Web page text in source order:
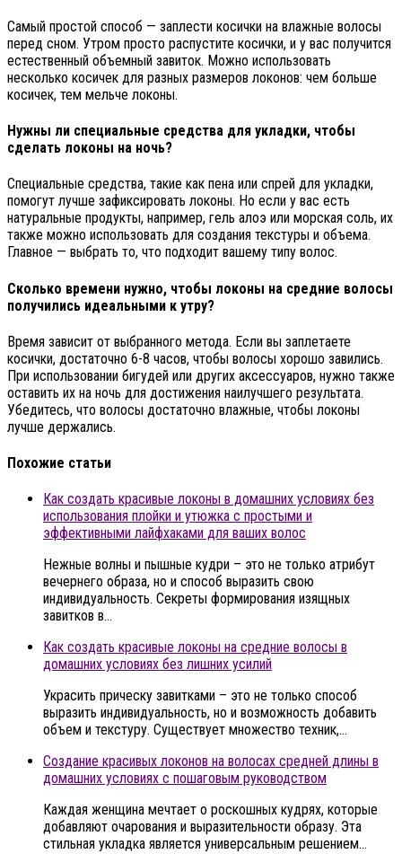
Самый простой способ — заплести косички на влажные волосы
перед сном. Утром просто распустите косички, и у вас получится
естественный объемный завиток. Можно использовать
несколько косичек для разных размеров локонов: чем больше
косичек, тем мельче локоны.
Нужны ли специальные средства для укладки, чтобы
сделать локоны на ночь?
Специальные средства, такие как пена или спрей для укладки,
помогут лучше зафиксировать локоны. Но если у вас есть
натуральные продукты, например, гель алоэ или морская соль, их
также можно использовать для создания текстуры и объема.
Главное — выбрать то, что подходит вашему типу волос.
Сколько времени нужно, чтобы локоны на средние волосы
получились идеальными к утру?
Время зависит от выбранного метода. Если вы заплетаете
косички, достаточно 6-8 часов, чтобы волосы хорошо завились.
При использовании бигудей или других аксессуаров, нужно также
оставить их на ночь для достижения наилучшего результата.
Убедитесь, что волосы достаточно влажные, чтобы локоны
лучше держались.
Похожие статьи
Как создать красивые локоны в домашних условиях без
использования плойки и утюжка с простыми и
эффективными лайфхаками для ваших волос
Нежные волны и пышные кудри – это не только атрибут
вечернего образа, но и способ выразить свою
индивидуальность. Секреты формирования изящных
завитков в…
Как создать красивые локоны на средние волосы в
домашних условиях без лишних усилий
Украсить прическу завитками – это не только способ
выразить индивидуальность, но и возможность добавить
объем и текстуру. Существует множество техник,…
Создание красивых локонов на волосах средней длины в
домашних условиях с пошаговым руководством
Каждая женщина мечтает о роскошных кудрях, которые
добавляют очарования и выразительности образу. Эта
стильная укладка является универсальным решением…